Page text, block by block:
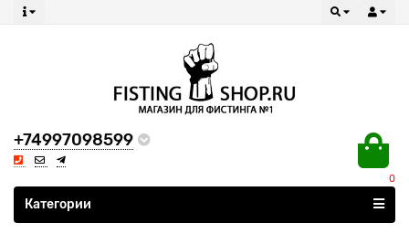
+74997098599
0
Все категории
Категории